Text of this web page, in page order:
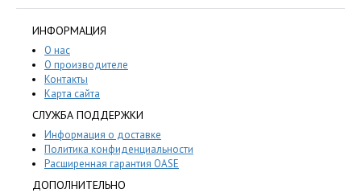
ИНФОРМАЦИЯ
О нас
О производителе
Контакты
Карта сайта
СЛУЖБА ПОДДЕРЖКИ
Информация о доставке
Политика конфиденциальности
Расширенная гарантия OASE
ДОПОЛНИТЕЛЬНО